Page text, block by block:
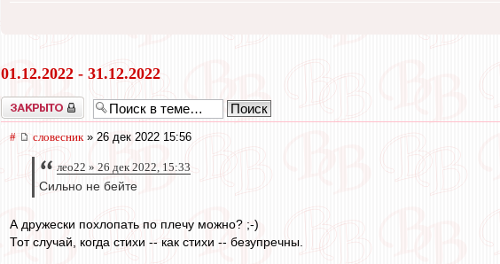
01.12.2022 - 31.12.2022
Закрыто
# словесник » 26 дек 2022 15:56
лео22 » 26 дек 2022, 15:33
Сильно не бейте
А дружески похлопать по плечу можно? ;-)
Тот случай, когда стихи -- как стихи -- безупречны.